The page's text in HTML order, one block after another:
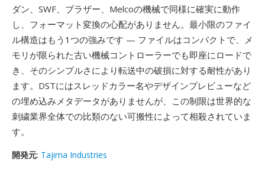
ダン、SWF、ブラザー、Melcoの機械で同様に確実に動作
し、フォーマット変換の心配がありません。最小限のファイ
ル構造はもう1つの強みです — ファイルはコンパクトで、メ
モリが限られた古い機械コントローラーでも即座にロードで
き、そのシンプルさにより転送中の破損に対する耐性があり
ます。DSTにはスレッドカラー名やデザインプレビューなど
の埋め込みメタデータがありませんが、この制限は世界的な
刺繍業界全体での比類のない可搬性によって相殺されていま
す。
開発元: Tajima Industries